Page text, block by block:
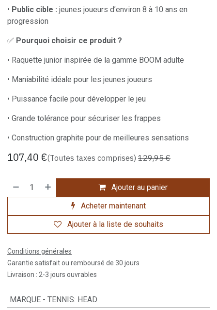
• Public cible : jeunes joueurs d’environ 8 à 10 ans en
progression
✅ Pourquoi choisir ce produit ?
• Raquette junior inspirée de la gamme BOOM adulte
• Maniabilité idéale pour les jeunes joueurs
• Puissance facile pour développer le jeu
• Grande tolérance pour sécuriser les frappes
• Construction graphite pour de meilleures sensations
107,40 €(Toutes taxes comprises) 129,95€
Ajouter au panier
Acheter maintenant
Ajouter à la liste de souhaits
Conditions générales
Garantie satisfait ou remboursé de 30 jours
Livraison : 2-3 jours ouvrables
MARQUE - TENNIS: HEAD